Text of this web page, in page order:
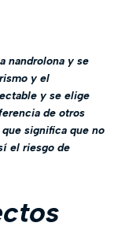
nandrolona y se
y el
y se elige
de otros
significa que no
el riesgo de